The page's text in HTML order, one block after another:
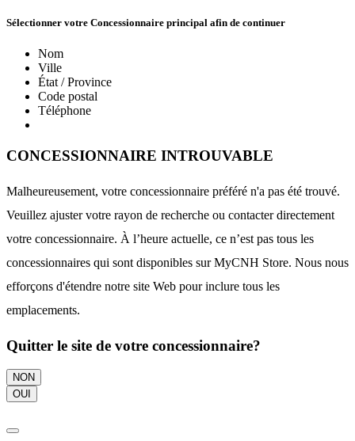
Sélectionner votre Concessionnaire principal afin de continuer
Nom
Ville
État / Province
Code postal
Téléphone
CONCESSIONNAIRE INTROUVABLE
Malheureusement, votre concessionnaire préféré n'a pas été trouvé.
Veuillez ajuster votre rayon de recherche ou contacter directement
votre concessionnaire. À l’heure actuelle, ce n’est pas tous les
concessionnaires qui sont disponibles sur MyCNH Store. Nous nous
efforçons d'étendre notre site Web pour inclure tous les
emplacements.
Quitter le site de votre concessionnaire?
NON
OUI